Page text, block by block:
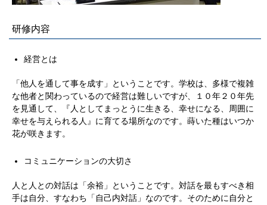
研修内容
経営とは
「他人を通して事を成す」ということです。学校は、多様で複雑
な他者と関わっているので経営は難しいですが、１０年２０年先
を見通して、『人としてまっとうに生きる、幸せになる、周囲に
幸せを与えられる人』に育てる場所なのです。蒔いた種はいつか
花が咲きます。
コミュニケーションの大切さ
人と人との対話は「余裕」ということです。対話を最もすべき相
手は自分、すなわち「自己内対話」なのです。そのために自分と